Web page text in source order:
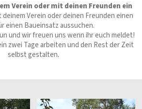
Verein oder mit deinen Freunden ein
Verein oder deinen Freunden einen
einen Baueinsatz aussuchen.
und wir freuen uns wenn ihr euch meldet!
zwei Tage arbeiten und den Rest der Zeit
selbst gestalten.